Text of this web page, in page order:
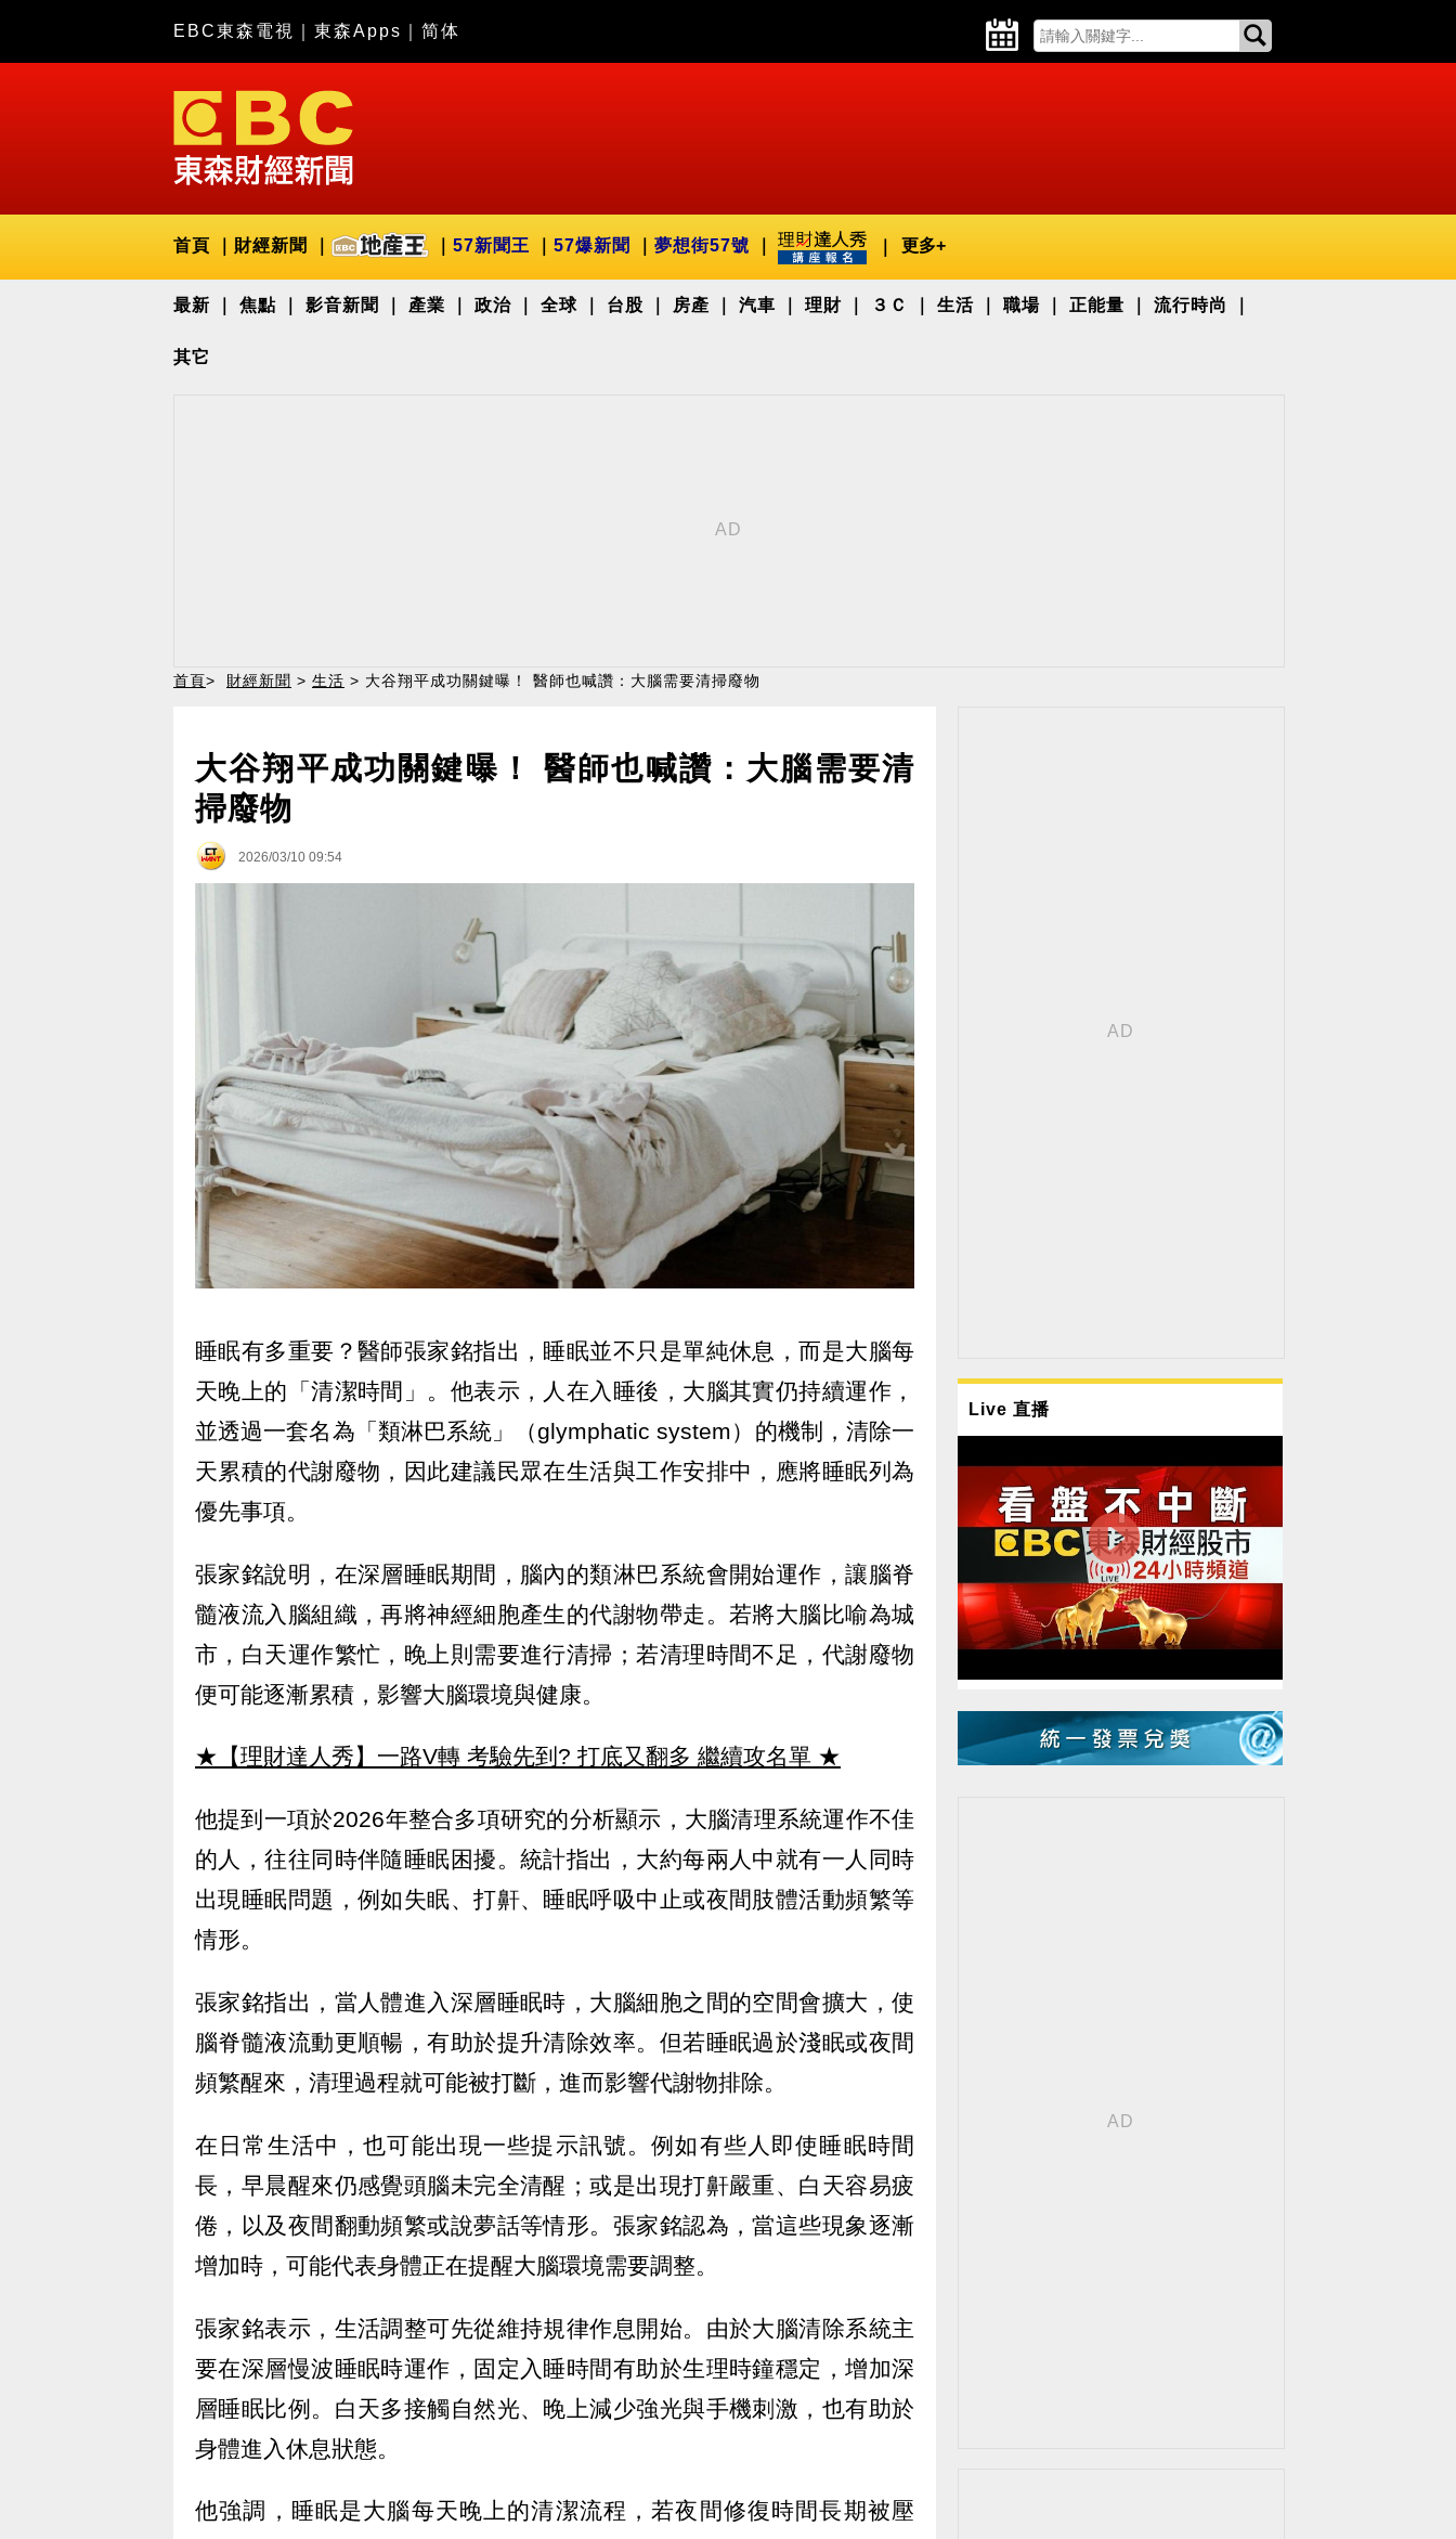
EBC東森電視 東森Apps 简体
首頁 財經新聞 57新聞王 57爆新聞 夢想街57號 更多+
最新 焦點 影音新聞 產業 政治 全球 台股 房產 汽車 理財 ３Ｃ 生活 職場 正能量 流行時尚
其它
首頁> 財經新聞 > 生活 > 大谷翔平成功關鍵曝！ 醫師也喊讚：大腦需要清掃廢物
大谷翔平成功關鍵曝！ 醫師也喊讚：大腦需要清
掃廢物
2026/03/10 09:54
睡眠有多重要？醫師張家銘指出，睡眠並不只是單純休息，而是大腦每
天晚上的「清潔時間」。他表示，人在入睡後，大腦其實仍持續運作，
並透過一套名為「類淋巴系統」（glymphatic system）的機制，清除一
天累積的代謝廢物，因此建議民眾在生活與工作安排中，應將睡眠列為
優先事項。
張家銘說明，在深層睡眠期間，腦內的類淋巴系統會開始運作，讓腦脊
髓液流入腦組織，再將神經細胞產生的代謝物帶走。若將大腦比喻為城
市，白天運作繁忙，晚上則需要進行清掃；若清理時間不足，代謝廢物
便可能逐漸累積，影響大腦環境與健康。
★【理財達人秀】一路V轉 考驗先到? 打底又翻多 繼續攻名單 ★
他提到一項於2026年整合多項研究的分析顯示，大腦清理系統運作不佳
的人，往往同時伴隨睡眠困擾。統計指出，大約每兩人中就有一人同時
出現睡眠問題，例如失眠、打鼾、睡眠呼吸中止或夜間肢體活動頻繁等
情形。
張家銘指出，當人體進入深層睡眠時，大腦細胞之間的空間會擴大，使
腦脊髓液流動更順暢，有助於提升清除效率。但若睡眠過於淺眠或夜間
頻繁醒來，清理過程就可能被打斷，進而影響代謝物排除。
在日常生活中，也可能出現一些提示訊號。例如有些人即使睡眠時間
長，早晨醒來仍感覺頭腦未完全清醒；或是出現打鼾嚴重、白天容易疲
倦，以及夜間翻動頻繁或說夢話等情形。張家銘認為，當這些現象逐漸
增加時，可能代表身體正在提醒大腦環境需要調整。
張家銘表示，生活調整可先從維持規律作息開始。由於大腦清除系統主
要在深層慢波睡眠時運作，固定入睡時間有助於生理時鐘穩定，增加深
層睡眠比例。白天多接觸自然光、晚上減少強光與手機刺激，也有助於
身體進入休息狀態。
他強調，睡眠是大腦每天晚上的清潔流程，若夜間修復時間長期被壓
Live 直播